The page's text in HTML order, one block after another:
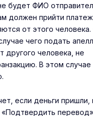
будет ФИО
должен прийти
от этого
чего подать
другого человека, не
В этом случае
если деньги